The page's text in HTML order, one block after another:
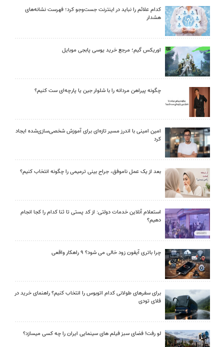
کدام علائم را نباید در اینترنت جست‌وجو کرد؛ فهرست نشانه‌های
هشدار
اوریکس گیم؛ مرجع خرید یوسی پابجی موبایل
چگونه پیراهن مردانه را با شلوار جین یا پارچه‌ای ست کنیم؟
امین امینی با اندرز مسیر تازه‌ای برای آموزش شخصی‌سازی‌شده ایجاد
کرد
بعد از یک عمل ناموفق، جراح بینی ترمیمی را چگونه انتخاب کنیم؟
استعلام آنلاین خدمات دولتی: از کد پستی تا ثنا کدام را کجا انجام
دهیم؟
چرا باتری آیفون زود خالی می شود؟ ۹ راهکار واقعی
برای سفرهای طولانی کدام اتوبوس را انتخاب کنیم؟ راهنمای خرید در
فلای تودی
لو رفت! فضای سبز فیلم های سینمایی ایران را چه کسی میسازد؟